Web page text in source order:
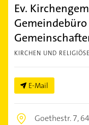
Ev.
KIRCHEN UND
E-Mail
Goethestr. 7,